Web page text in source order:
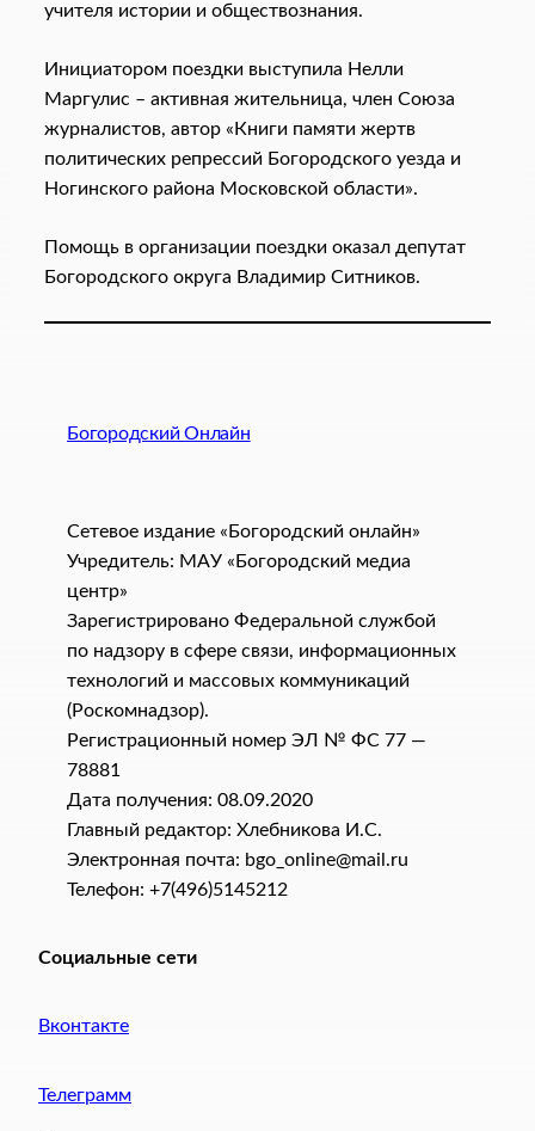
учителя истории и обществознания.
Инициатором поездки выступила Нелли
Маргулис – активная жительница, член Союза
журналистов, автор «Книги памяти жертв
политических репрессий Богородского уезда и
Ногинского района Московской области».
Помощь в организации поездки оказал депутат
Богородского округа Владимир Ситников.
Богородский Онлайн
Сетевое издание «Богородский онлайн»
Учредитель: МАУ «Богородский медиа
центр»
Зарегистрировано Федеральной службой
по надзору в сфере связи, информационных
технологий и массовых коммуникаций
(Роскомнадзор).
Регистрационный номер ЭЛ № ФС 77 —
78881
Дата получения: 08.09.2020
Главный редактор: Хлебникова И.C.
Электронная почта: bgo_online@mail.ru
Телефон: +7(496)5145212
Социальные сети
Вконтакте
Телеграмм